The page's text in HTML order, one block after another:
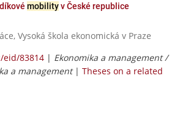
mobilityv České republice
Vysoká škola ekonomická v Praze
eid/83814 | Ekonomika a management /
a management| Theses on a related